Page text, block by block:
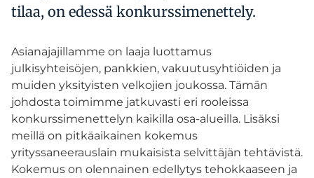
tilaa, on edessä konkurssimenettely.
Asianajajillamme on laaja luottamus
julkisyhteisöjen, pankkien, vakuutusyhtiöiden ja
muiden yksityisten velkojien joukossa. Tämän
johdosta toimimme jatkuvasti eri rooleissa
konkurssimenettelyn kaikilla osa-alueilla. Lisäksi
meillä on pitkäaikainen kokemus
yrityssaneerauslain mukaisista selvittäjän tehtävistä.
Kokemus on olennainen edellytys tehokkaaseen ja